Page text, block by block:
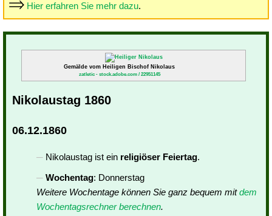
Hier erfahren Sie mehr dazu.
Gemälde vom Heiligen Bischof Nikolaus
zatletic - stock.adobe.com / 22951145
Nikolaustag 1860
06.12.1860
Nikolaustag ist ein religiöser Feiertag.
Wochentag: Donnerstag
Weitere Wochentage können Sie ganz bequem mitdem
Wochentagsrechner berechnen.